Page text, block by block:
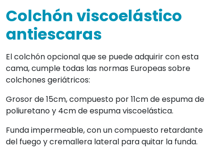
Colchón viscoelástico
antiescaras
El colchón opcional que se puede adquirir con esta
cama, cumple todas las normas Europeas sobre
colchones geriátricos:
Grosor de 15cm, compuesto por 11cm de espuma de
poliuretano y 4cm de espuma viscoelástica.
Funda impermeable, con un compuesto retardante
del fuego y cremallera lateral para quitar la funda.